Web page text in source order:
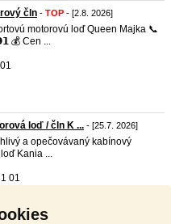
čln - TOP - [2.8. 2026]
motorovú loď Queen Majka 📞
💰 Cen ...
loď / čln K ... - [25.7. 2026]
a opečovávaný kabínový
Kania ...
01